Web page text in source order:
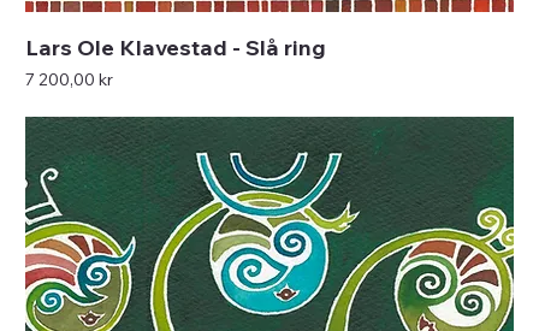
Lars Ole Klavestad - Slå ring
Pris
7 200,00 kr